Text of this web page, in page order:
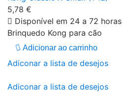
5,78 €
Disponível em 24 a 72 horas
Brinquedo Kong para cão
Adicionar ao carrinho
Adiconar a lista de desejos
Adiconar a lista de desejos